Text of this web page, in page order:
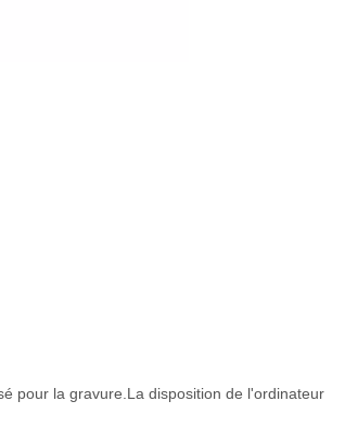
pour la gravure.La disposition de l'ordinateur